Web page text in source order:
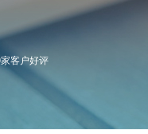
客户好评